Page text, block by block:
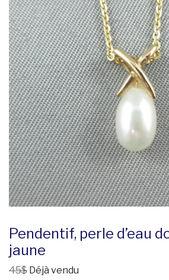
Pendentif, perle d’eau
jaune
45$ Déjà vendu